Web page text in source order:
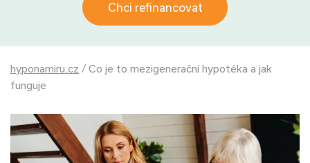
Chci refinancovat
hyponamiru.cz / Co je to mezigenerační hypotéka a jak
funguje